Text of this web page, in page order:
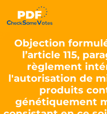
Partei des
The Partei des Fortschritts
Key Office
Lukas Sieper
— Member
Luca Piwodda— Mayor of
Tim Sieper— Mayor of
Motto and Core
Objection
l’article 115,
règlement
l'autorisation de
produits
génétiquement